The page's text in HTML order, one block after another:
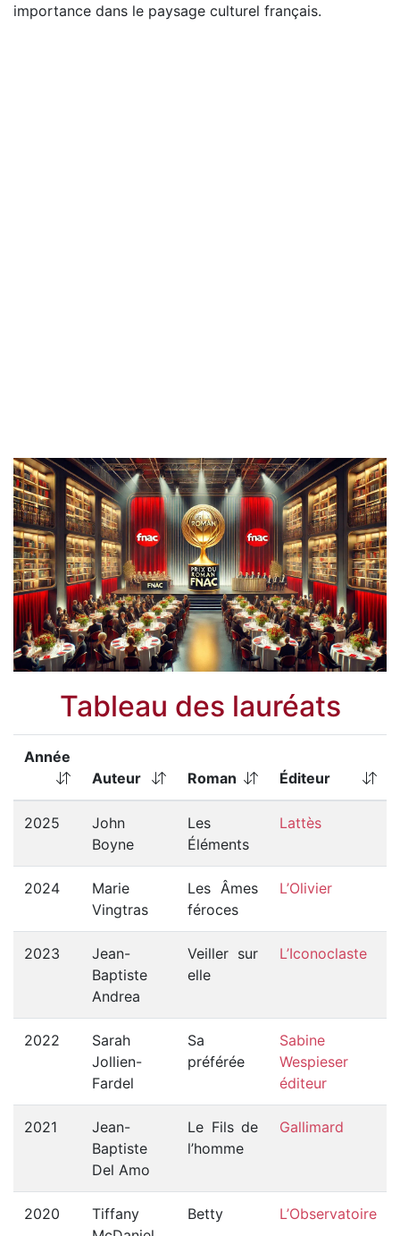
importance dans le paysage culturel français.
Tableau des lauréats
Année
Auteur
Roman Éditeur
2025
John
Boyne
Les
Éléments
Lattès
2024
Marie
Vingtras
Les Âmes
féroces
L’Olivier
2023
Jean-
Baptiste
Andrea
Veiller sur
elle
L’Iconoclaste
2022
Sarah
Jollien-
Fardel
Sa
préférée
Sabine
Wespieser
éditeur
2021
Jean-
Baptiste
Del Amo
Le Fils de
l’homme
Gallimard
2020
Tiffany
Betty L’Observatoire